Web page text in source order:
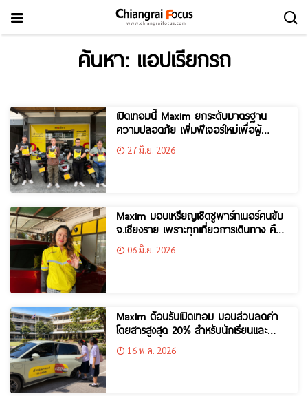
ค้นหา: แอปเรียกรถ
เปิดเทอมนี้ Maxim ยกระดับมาตรฐาน
ความปลอดภัย เพิ่มฟีเจอร์ใหม่เพื่อผู้
โดยสารและคนขับในจังหวัดเชียงราย
27 มิ.ย. 2026
Maxim มอบเหรียญเชิดชูพาร์ทเนอร์คนขับ
จ.เชียงราย เพราะทุกเที่ยวการเดินทาง คือ
ความทุ่มเทที่ไม่เคยหยุด
06 มิ.ย. 2026
Maxim ต้อนรับเปิดเทอม มอบส่วนลดค่า
โดยสารสูงสุด 20% สำหรับนักเรียนและ
นักศึกษาในจังหวัดเชียงราย
16 พ.ค. 2026